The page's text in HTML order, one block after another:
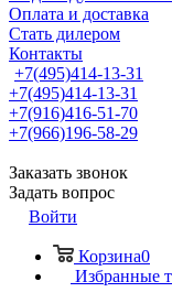
Оплата и доставка
Стать дилером
Контакты
+7(495)414-13-31
+7(495)414-13-31
+7(916)416-51-70
+7(966)196-58-29
Заказать звонок
Задать вопрос
Войти
Корзина0
Избранные